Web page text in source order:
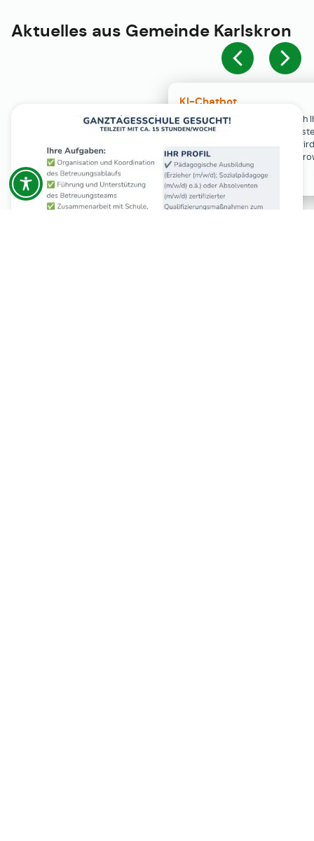
KI-Chatbot
Der KI-Chatbot steht erst nach
Einwilligung in den Cookie-
Verfügung. Der Chat-Verlauf
ausschließlich lokal in Ihrem
gespeichert.
Aktuelles aus Gemeinde Karlskron